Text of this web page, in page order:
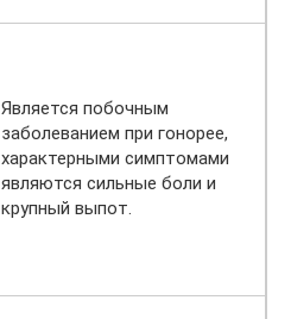
Является побочным
заболеванием при гонорее,
характерными симптомами
являются сильные боли и
крупный выпот.